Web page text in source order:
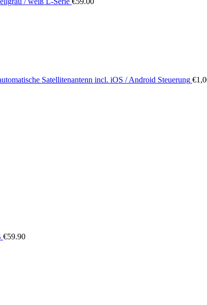
Satellitenantenn incl. iOS / Android Steuerung €
€59.90